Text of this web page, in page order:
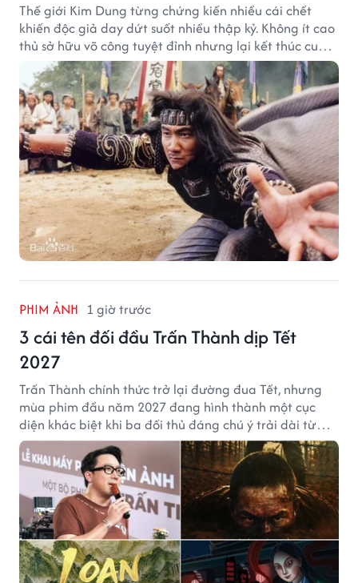
Thế giới Kim Dung từng chứng kiến nhiều cái chết
khiến độc giả day dứt suốt nhiều thập kỷ. Không ít cao
thủ sở hữu võ công tuyệt đỉnh nhưng lại kết thúc cuộc
đời trong hoàn cảnh đầy tiếc nuối.
PHIM ẢNH 1 giờ trước
3 cái tên đối đầu Trấn Thành dịp Tết
2027
Trấn Thành chính thức trở lại đường đua Tết, nhưng
mùa phim đầu năm 2027 đang hình thành một cục
diện khác biệt khi ba đối thủ đáng chú ý trải dài từ
chiến tranh, võ hiệp đến kinh dị cung đấu.